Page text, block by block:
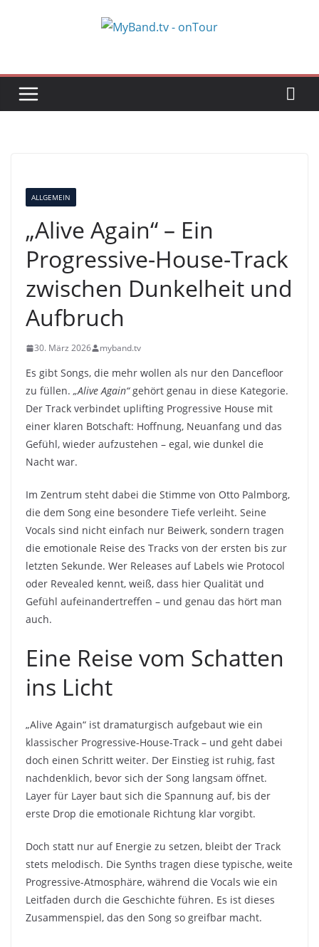
ALLGEMEIN
„Alive Again“ – Ein
Progressive-House-Track
zwischen Dunkelheit und
Aufbruch
30. März 2026 myband.tv
Es gibt Songs, die mehr wollen als nur den Dancefloor
zu füllen. „Alive Again“gehört genau in diese Kategorie.
Der Track verbindet uplifting Progressive House mit
einer klaren Botschaft: Hoffnung, Neuanfang und das
Gefühl, wieder aufzustehen – egal, wie dunkel die
Nacht war.
Im Zentrum steht dabei die Stimme von Otto Palmborg,
die dem Song eine besondere Tiefe verleiht. Seine
Vocals sind nicht einfach nur Beiwerk, sondern tragen
die emotionale Reise des Tracks von der ersten bis zur
letzten Sekunde. Wer Releases auf Labels wie Protocol
oder Revealed kennt, weiß, dass hier Qualität und
Gefühl aufeinandertreffen – und genau das hört man
auch.
Eine Reise vom Schatten
ins Licht
„Alive Again“ ist dramaturgisch aufgebaut wie ein
klassischer Progressive-House-Track – und geht dabei
doch einen Schritt weiter. Der Einstieg ist ruhig, fast
nachdenklich, bevor sich der Song langsam öffnet.
Layer für Layer baut sich die Spannung auf, bis der
erste Drop die emotionale Richtung klar vorgibt.
Doch statt nur auf Energie zu setzen, bleibt der Track
stets melodisch. Die Synths tragen diese typische, weite
Progressive-Atmosphäre, während die Vocals wie ein
Leitfaden durch die Geschichte führen. Es ist dieses
Zusammenspiel, das den Song so greifbar macht.